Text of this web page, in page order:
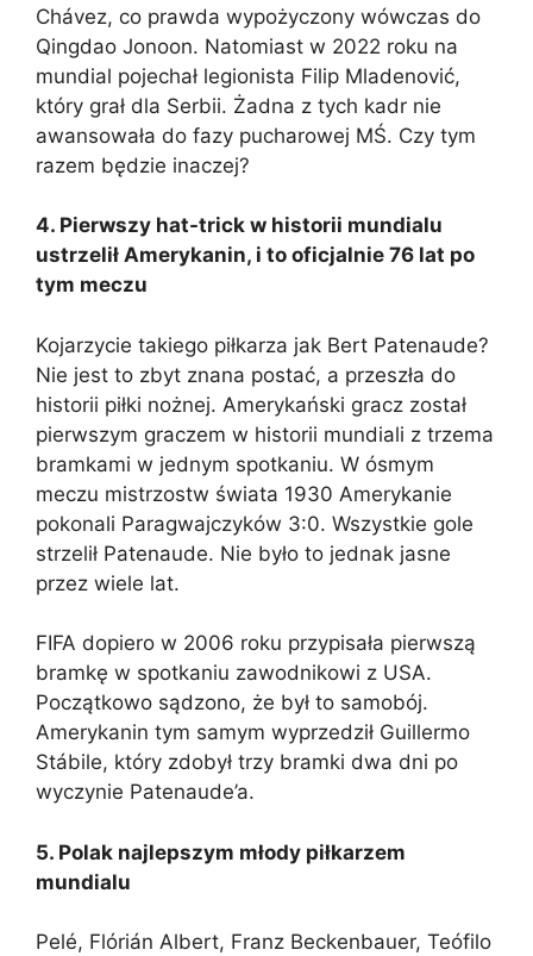
Chávez, co prawda wypożyczony wówczas do
Qingdao Jonoon. Natomiast w 2022 roku na
mundial pojechał legionista Filip Mladenović,
który grał dla Serbii. Żadna z tych kadr nie
awansowała do fazy pucharowej MŚ. Czy tym
razem będzie inaczej?
4. Pierwszy hat-trick w historii mundialu
ustrzelił Amerykanin, i to oficjalnie 76 lat po
tym meczu
Kojarzycie takiego piłkarza jak Bert Patenaude?
Nie jest to zbyt znana postać, a przeszła do
historii piłki nożnej. Amerykański gracz został
pierwszym graczem w historii mundiali z trzema
bramkami w jednym spotkaniu. W ósmym
meczu mistrzostw świata 1930 Amerykanie
pokonali Paragwajczyków 3:0. Wszystkie gole
strzelił Patenaude. Nie było to jednak jasne
przez wiele lat.
FIFA dopiero w 2006 roku przypisała pierwszą
bramkę w spotkaniu zawodnikowi z USA.
Początkowo sądzono, że był to samobój.
Amerykanin tym samym wyprzedził Guillermo
Stábile, który zdobył trzy bramki dwa dni po
wyczynie Patenaude’a.
5. Polak najlepszym młody piłkarzem
mundialu
Pelé, Flórián Albert, Franz Beckenbauer, Teófilo